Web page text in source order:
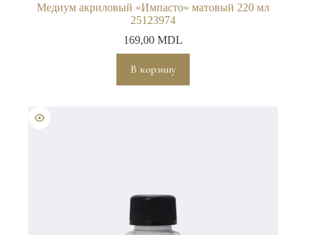
Медиум акриловый «Импасто» матовый 220 мл
25123974
169,00MDL
В корзину